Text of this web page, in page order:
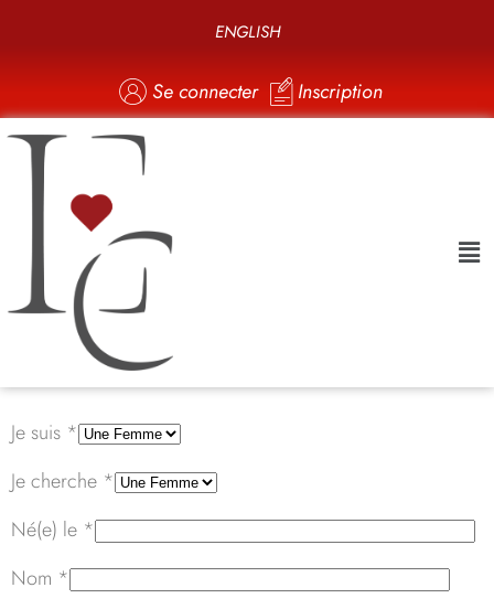
ENGLISH
Se connecter Inscription
Je suis *
Je cherche *
Né(e) le *
Nom *